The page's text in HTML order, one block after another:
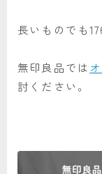
長いものでも
無印良品では
討ください。